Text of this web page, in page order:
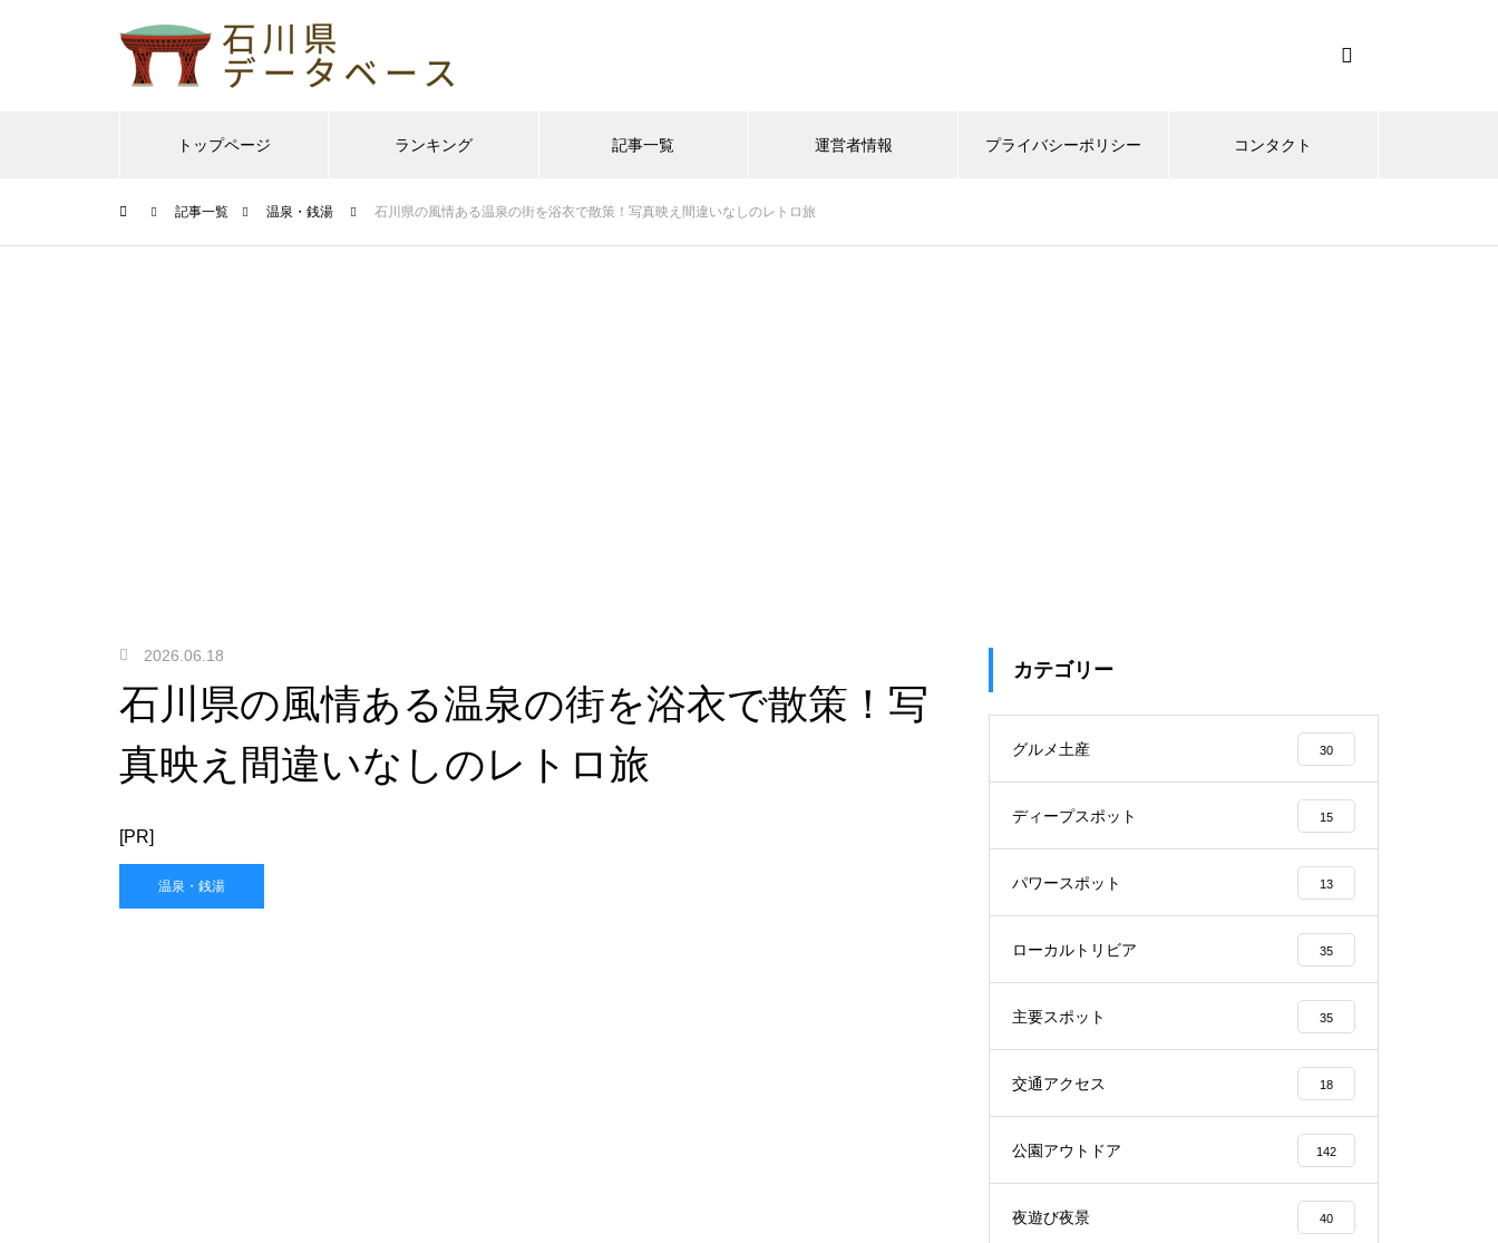
トップページ ランキング 記事一覧 運営者情報 プライバシーポリシー コンタクト
記事一覧 温泉・銭湯 石川県の風情ある温泉の街を浴衣で散策！写真映え間違いなしのレトロ旅
2026.06.18
石川県の風情ある温泉の街を浴衣で散策！写
真映え間違いなしのレトロ旅
[PR]
温泉・銭湯
カテゴリー
グルメ土産 30
ディープスポット 15
パワースポット 13
ローカルトリビア 35
主要スポット 35
交通アクセス 18
公園アウトドア 142
夜遊び夜景 40